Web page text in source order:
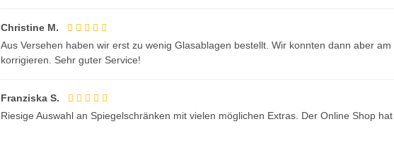
Christine M.
Aus Versehen haben wir erst zu wenig Glasablagen bestellt. Wir konnten dann aber
korrigieren. Sehr guter Service!
Franziska S.
Riesige Auswahl an Spiegelschränken mit vielen möglichen Extras. Der Online Shop